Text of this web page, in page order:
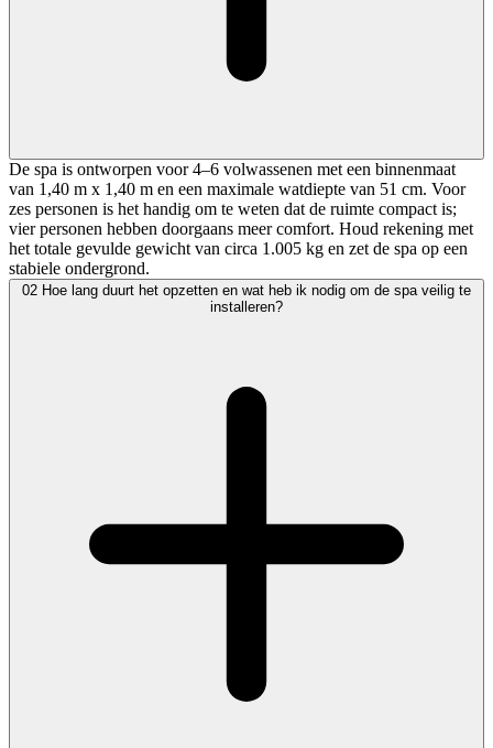
De spa is ontworpen voor 4–6 volwassenen met een binnenmaat
van 1,40 m x 1,40 m en een maximale watdiepte van 51 cm. Voor
zes personen is het handig om te weten dat de ruimte compact is;
vier personen hebben doorgaans meer comfort. Houd rekening met
het totale gevulde gewicht van circa 1.005 kg en zet de spa op een
stabiele ondergrond.
02 Hoe lang duurt het opzetten en wat heb ik nodig om de spa veilig te
installeren?